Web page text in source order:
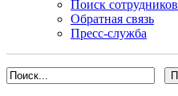
Поиск сотрудников
Обратная связь
Пресс-служба